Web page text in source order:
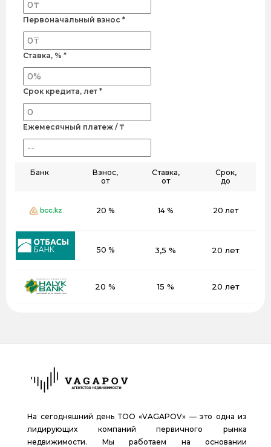
Первоначальный взнос *
Ставка, % *
Срок кредита, лет *
Ежемесячный платеж / ₸
Банк
Взнос,
от
Ставка,
от
Срок,
до
20 % 14 % 20 лет
50 % 3,5 % 20 лет
20 % 15 % 20 лет
На сегодняшний день ТОО «VAGAPOV» — это одна из
лидирующих компаний первичного рынка
недвижимости. Мы работаем на основании